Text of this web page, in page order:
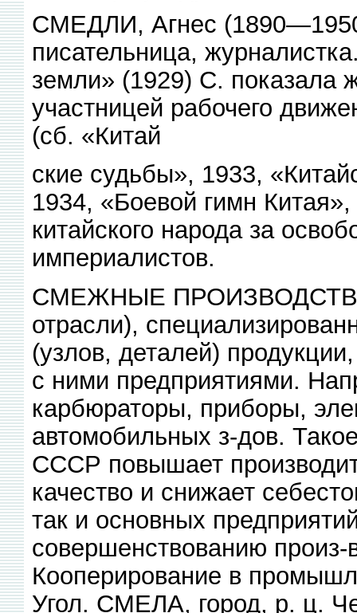
СМЕДЛИ, Агнес
писательница,
земли» (1929) С. показала
участницей рабочего
(сб. «Китай
ские судьбы», 1933,
1934, «Боевой гимн
китайского народа за
империалистов.
СМЕЖНЫЕ ПРОИЗВОДСТВА,
отрасли),
(узлов, деталей)
с ними предприятиями.
карбюраторы, приборы,
автомобильных з-дов.
СССР повышает
качество и снижает
так и основных
совершенствованию
Кооперирование в
Угол. СМЕЛА, город, р. ц.